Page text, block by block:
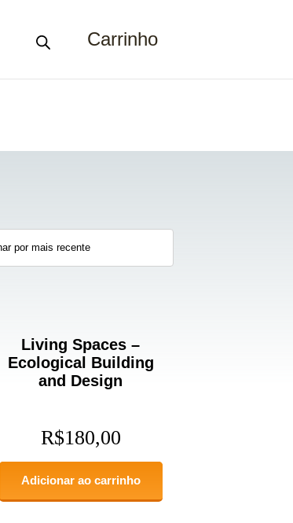
Carrinho
Living Spaces –
Ecological Building
and Design
R$180,00
Adicionar ao carrinho